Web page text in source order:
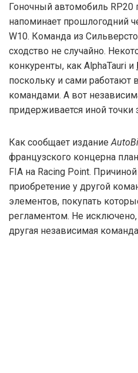
Гоночный автомобиль RP20
напоминает прошлогодний
W10. Команда из
сходство не случайно.
конкуренты, как AlphaTauri и
поскольку и сами работают
командами. А вот
придерживается иной точки
Как сообщает издание
французского концерна
FIA на Racing Point.
приобретение у другой
элементов, покупать
регламентом. Не исключено,
другая независимая